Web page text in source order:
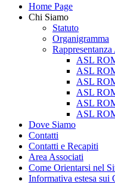
Home Page
Chi Siamo
Statuto
Organigramma
ASL
ASL
ASL
ASL
ASL
ASL
Dove Siamo
Contatti
Contatti e Recapiti
Area Associati
Come Orientarsi nel
Informativa estesa sui